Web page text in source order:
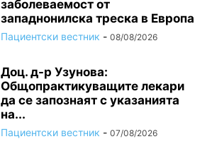
заболеваемост от
западнонилска треска в Европа
Пациентски вестник - 08/08/2026
Доц. д-р Узунова:
Общопрактикуващите лекари
да се запознаят с указанията
на...
Пациентски вестник - 07/08/2026